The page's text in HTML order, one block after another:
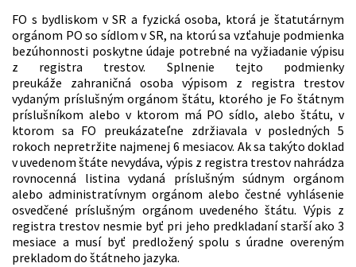
FO s bydliskom v SR a fyzická osoba, ktorá je štatutárnym
orgánom PO so sídlom v SR, na ktorú sa vzťahuje podmienka
bezúhonnosti poskytne údaje potrebné na vyžiadanie výpisu
z registra trestov. Splnenie tejto podmienky
preukáže zahraničná osoba výpisom z registra trestov
vydaným príslušným orgánom štátu, ktorého je Fo štátnym
príslušníkom alebo v ktorom má PO sídlo, alebo štátu, v
ktorom sa FO preukázateľne zdržiavala v posledných 5
rokoch nepretržite najmenej 6 mesiacov. Ak sa takýto doklad
v uvedenom štáte nevydáva, výpis z registra trestov nahrádza
rovnocenná listina vydaná príslušným súdnym orgánom
alebo administratívnym orgánom alebo čestné vyhlásenie
osvedčené príslušným orgánom uvedeného štátu. Výpis z
registra trestov nesmie byť pri jeho predkladaní starší ako 3
mesiace a musí byť predložený spolu s úradne overeným
prekladom do štátneho jazyka.